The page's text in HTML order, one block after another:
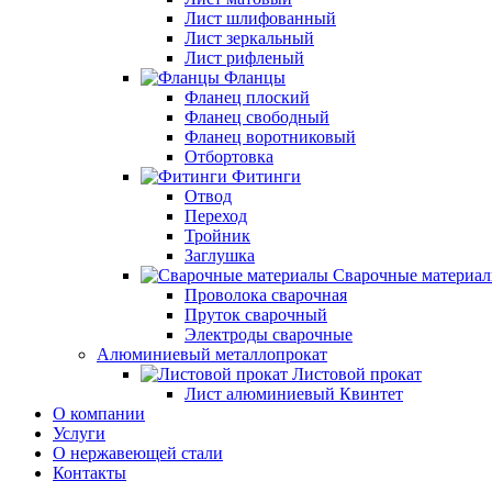
Лист шлифованный
Лист зеркальный
Лист рифленый
Фланцы
Фланец плоский
Фланец свободный
Фланец воротниковый
Отбортовка
Фитинги
Отвод
Переход
Тройник
Заглушка
Сварочные
Проволока сварочная
Пруток сварочный
Электроды сварочные
Алюминиевый металлопрокат
Листовой прокат
Лист алюминиевый Квинтет
О компании
Услуги
О нержавеющей стали
Контакты